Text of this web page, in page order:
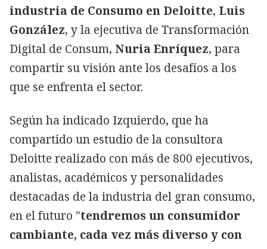
industria de Consumo en Deloitte, Luis
González, y la ejecutiva de Transformación
Digital de Consum, Nuria Enríquez, para
compartir su visión ante los desafíos a los
que se enfrenta el sector.
Según ha indicado Izquierdo, que ha
compartido un estudio de la consultora
Deloitte realizado con más de 800 ejecutivos,
analistas, académicos y personalidades
destacadas de la industria del gran consumo,
en el futuro "tendremos un consumidor
cambiante, cada vez más diverso y con